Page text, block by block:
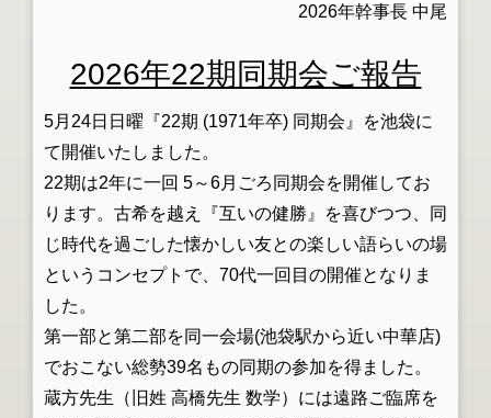
2026年幹事長 中尾
2026年22期同期会ご報告
5月24日日曜『22期 (1971年卒) 同期会』を池袋に
て開催いたしました。
22期は2年に一回 5～6月ごろ同期会を開催してお
ります。古希を越え『互いの健勝』を喜びつつ、同
じ時代を過ごした懐かしい友との楽しい語らいの場
というコンセプトで、70代一回目の開催となりま
した。
第一部と第二部を同一会場(池袋駅から近い中華店)
でおこない総勢39名もの同期の参加を得ました。
蔵方先生（旧姓 高橋先生 数学）には遠路ご臨席を